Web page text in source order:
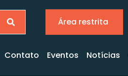
Área restrita
Contato Eventos Notícias